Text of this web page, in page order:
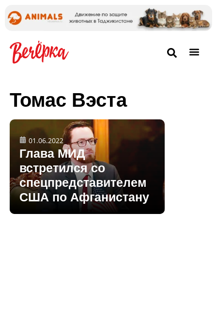
Томас Вэста
01.06.2022
Глава МИД
встретился со
спецпредставителем
США по Афганистану